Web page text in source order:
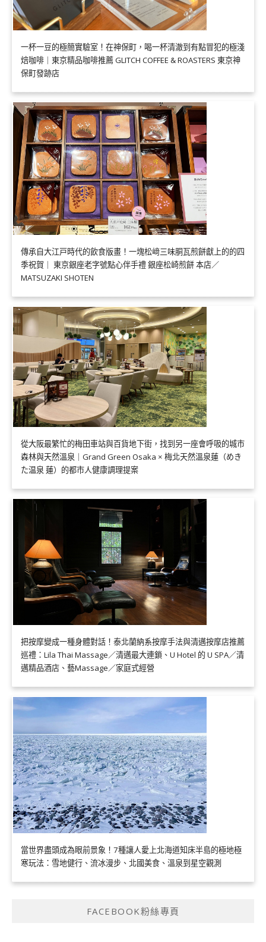
一杯一豆的極簡實驗室！在神保町，喝一杯清澈到有點冒犯的極淺
焙咖啡｜東京精品咖啡推薦 GLITCH COFFEE & ROASTERS 東京神
保町發跡店
傳承自大江戸時代的飲食版畫！一塊松﨑三味胴瓦煎餅獻上的的四
季祝賀｜ 東京銀座老字號點心伴手禮 銀座松崎煎餅 本店／
MATSUZAKI SHOTEN
從大阪最繁忙的梅田車站與百貨地下街，找到另一座會呼吸的城市
森林與天然溫泉｜Grand Green Osaka × 梅北天然溫泉蓮（めき
た温泉 蓮）的都市人健康調理提案
把按摩變成一種身體對話！泰北蘭納系按摩手法與清邁按摩店推薦
巡禮：Lila Thai Massage／清邁最大連鎖、U Hotel 的 U SPA／清
邁精品酒店、藝Massage／家庭式經營
當世界盡頭成為眼前景象！7種讓人愛上北海道知床半島的極地極
寒玩法：雪地健行、流冰漫步、北國美食、溫泉到星空觀測
FACEBOOK粉絲專頁